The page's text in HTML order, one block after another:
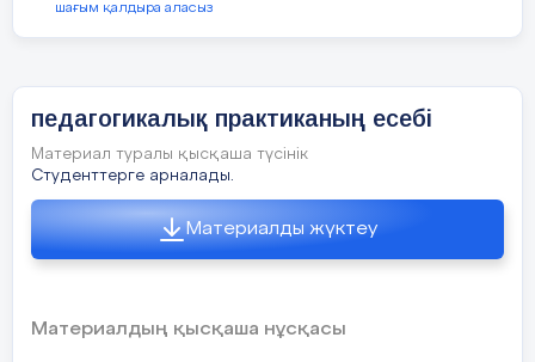
шағым қалдыра аласыз
педагогикалық практиканың есебі
Материал туралы қысқаша түсінік
Студенттерге арналады.
Материалды жүктеу
Материалдың қысқаша нұсқасы